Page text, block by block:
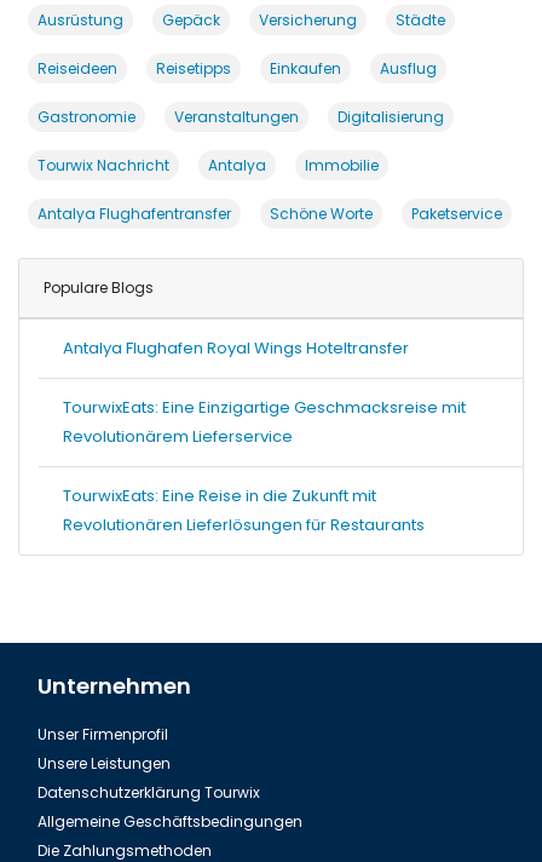
Ausrüstung Gepäck Versicherung Städte
Reiseideen Reisetipps Einkaufen Ausflug
Gastronomie Veranstaltungen Digitalisierung
Tourwix Nachricht Antalya Immobilie
Antalya Flughafentransfer Schöne Worte Paketservice
Populare Blogs
Antalya Flughafen Royal Wings Hoteltransfer
TourwixEats: Eine Einzigartige Geschmacksreise mit
Revolutionärem Lieferservice
TourwixEats: Eine Reise in die Zukunft mit
Revolutionären Lieferlösungen für Restaurants
Unternehmen
Unser Firmenprofil
Unsere Leistungen
Datenschutzerklärung Tourwix
Allgemeine Geschäftsbedingungen
Die Zahlungsmethoden